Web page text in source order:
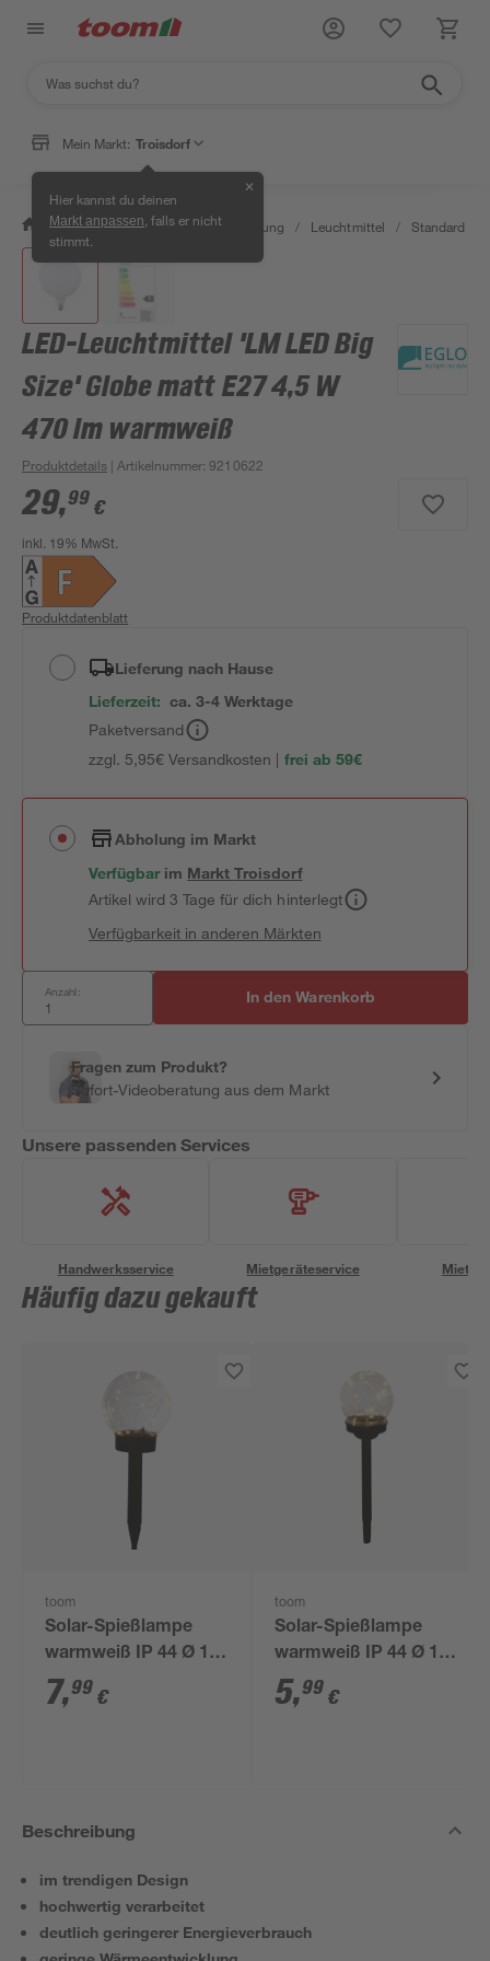
Mein Markt: Troisdorf
Hier kannst du deinen
Markt anpassen , falls er nicht
stimmt.
✕
/ Wohnen & Haushalt / Beleuchtung / Leuchtmittel / Standard
LED-Leuchtmittel 'LM LED Big
Size' Globe matt E27 4,5 W
470 lm warmweiß
Produktdetails | Artikelnummer:9210622
29,99 €
inkl. 19% MwSt.
Produktdatenblatt
Lieferung nach Hause
Lieferzeit: ca. 3-4 Werktage
Paketversand
zzgl. 5,95€ Versandkosten | frei ab 59€
Abholung im Markt
Verfügbar im MarktTroisdorf
Artikel wird 3 Tage für dich hinterlegt
Verfügbarkeit in anderen Märkten
Anzahl: In den Warenkorb
Fragen zum Produkt?
Sofort-Videoberatung aus dem Markt
Unsere passenden Services
Handwerksservice Mietgeräteservice
Häufig dazu gekauft
toom
Solar-Spießlampe
warmweiß IP 44 Ø 15
x 44 cm
7,99 €
toom
Solar-Spießlampe
warmweiß IP 44 Ø 10
x 39 cm
5,99 €
Beschreibung
im trendigen Design
hochwertig verarbeitet
deutlich geringerer Energieverbrauch